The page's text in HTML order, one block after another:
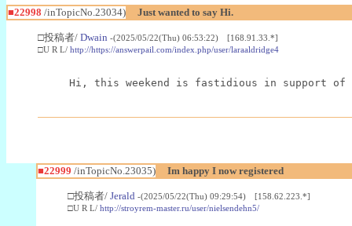
■22998 /inTopicNo.23034) Just wanted to say Hi.
□投稿者/ Dwain -(2025/05/22(Thu) 06:53:22) [168.91.33.*]
□U R L/ http://https://answerpail.com/index.php/user/laraaldridge4
Hi, this weekend is fastidious in support of
■22999 /inTopicNo.23035) Im happy I now registered
□投稿者/ Jerald -(2025/05/22(Thu) 09:29:54) [158.62.223.*]
□U R L/ http://stroyrem-master.ru/user/nielsendehn5/